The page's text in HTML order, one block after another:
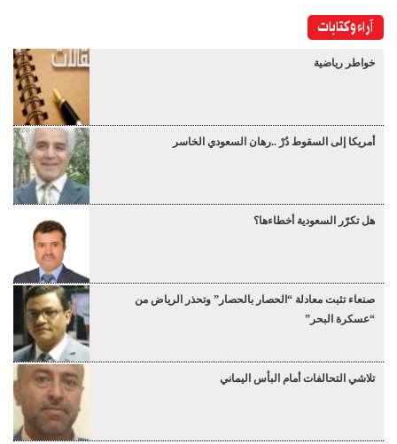
آراء وكتابات
خواطر رياضية
أمريكا إلى السقوط دُرْ ..رهان السعودي الخاسر
هل تكرّر السعودية أخطاءها؟
صنعاء تثبت معادلة “الحصار بالحصار” وتحذر الرياض من
“عسكرة البحر”
تلاشي التحالفات أمام البأس اليماني